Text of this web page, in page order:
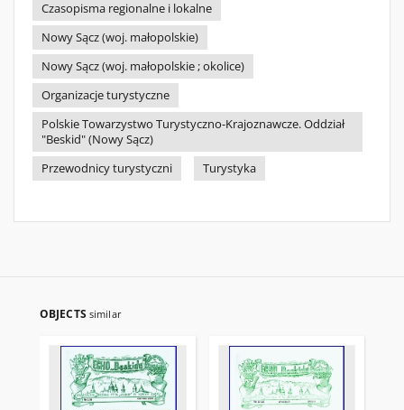
Czasopisma regionalne i lokalne
Nowy Sącz (woj. małopolskie)
Nowy Sącz (woj. małopolskie ; okolice)
Organizacje turystyczne
Polskie Towarzystwo Turystyczno-Krajoznawcze. Oddział
"Beskid" (Nowy Sącz)
Przewodnicy turystyczni
Turystyka
OBJECTS similar